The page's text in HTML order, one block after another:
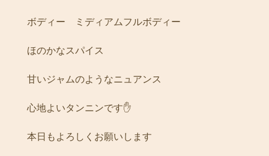
ボディー ミディアムフルボディー
ほのかなスパイス
甘いジャムのようなニュアンス
心地よいタンニンです✋
本日もよろしくお願いします